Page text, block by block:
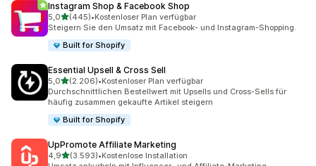
Instagram Shop & Facebook Shop
5,0von 5 Sternen
(445)
445 Rezensionen insgesamt
•Kostenloser Plan verfügbar
Steigern Sie den Umsatz mit Facebook- und Instagram-Shopping.
Built for Shopify
Essential Upsell & Cross Sell
5,0von 5 Sternen
(2.206)
2206 Rezensionen insgesamt
•Kostenloser Plan verfügbar
Durchschnittlichen Bestellwert mit Upsells und Cross-Sells für
häufig zusammen gekaufte Artikel steigern
Built for Shopify
UpPromote Affiliate Marketing
4,9von 5 Sternen
(3.593)
3593 Rezensionen insgesamt
•Kostenlose Installation